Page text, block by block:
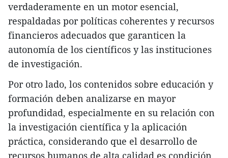
verdaderamente en un motor esencial,
respaldadas por políticas coherentes y recursos
financieros adecuados que garanticen la
autonomía de los científicos y las instituciones
de investigación.
Por otro lado, los contenidos sobre educación y
formación deben analizarse en mayor
profundidad, especialmente en su relación con
la investigación científica y la aplicación
práctica, considerando que el desarrollo de
recursos humanos de alta calidad es condición